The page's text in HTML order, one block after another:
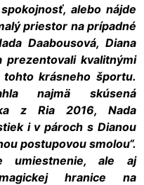
alebo nájde
priestor na prípadné
Daabousová, Diana
prezentovali kvalitnými
krásneho športu.
najmä skúsená
z Ria 2016, Nada
i v pároch s Dianou
postupovou smolou“.
umiestnenie, ale aj
hranice na